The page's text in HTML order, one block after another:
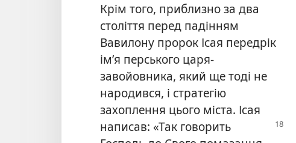
Крім того, приблизно за два
століття перед падінням
Вавилону пророк Ісая передрік
ім’я перського царя-
завойовника, який ще тоді не
народився, і стратегію
захоплення цього міста. Ісая
написав: «Так говорить